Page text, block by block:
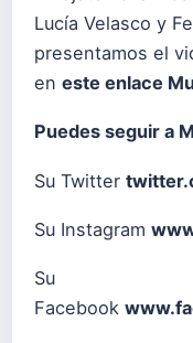
Lucía Velasco y
presentamos el
en este enlace
Puedes seguir a
Su Twitter
Su Instagram
Su
Facebook